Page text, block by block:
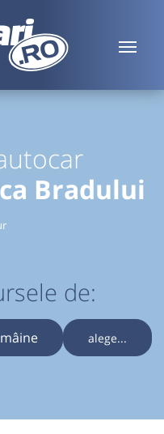
Bradului
de:
mâine alege...